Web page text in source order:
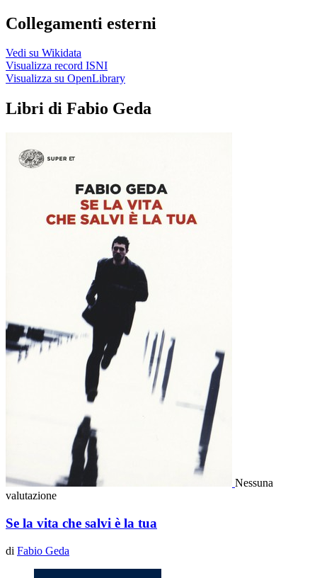
Collegamenti esterni
Vedi su Wikidata
Visualizza record ISNI
Visualizza su OpenLibrary
Libri di Fabio Geda
Nessuna
valutazione
Se la vita che salvi è la tua
di Fabio Geda